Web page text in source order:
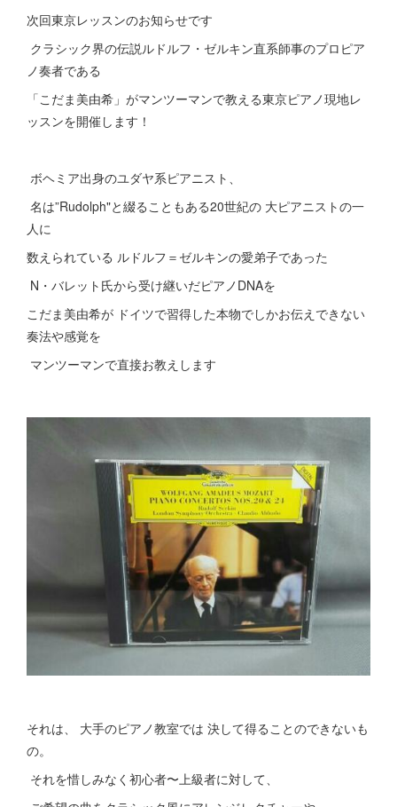
次回東京レッスンのお知らせです
クラシック界の伝説ルドルフ・ゼルキン直系師事のプロピア
ノ奏者である
「こだま美由希」がマンツーマンで教える東京ピアノ現地レ
ッスンを開催します！
ボヘミア出身のユダヤ系ピアニスト、
名は”Rudolph"と綴ることもある20世紀の 大ピアニストの一
人に
数えられている ルドルフ＝ゼルキンの愛弟子であった
N・バレット氏から受け継いだピアノDNAを
こだま美由希が ドイツで習得した本物でしかお伝えできない
奏法や感覚を
マンツーマンで直接お教えします
それは、 大手のピアノ教室では 決して得ることのできないも
の。
それを惜しみなく初心者〜上級者に対して、